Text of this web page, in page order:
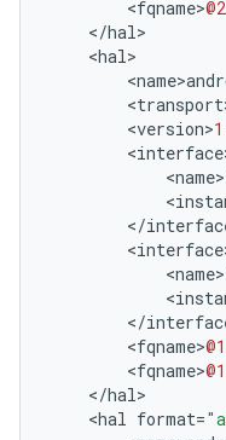
<fqname>
</hal>
<hal>
<name>
<transport
<version>
<interface
<name>
<
</
<interface
<name>
<
</
<fqname>
<fqname>
</hal>
<hal format=